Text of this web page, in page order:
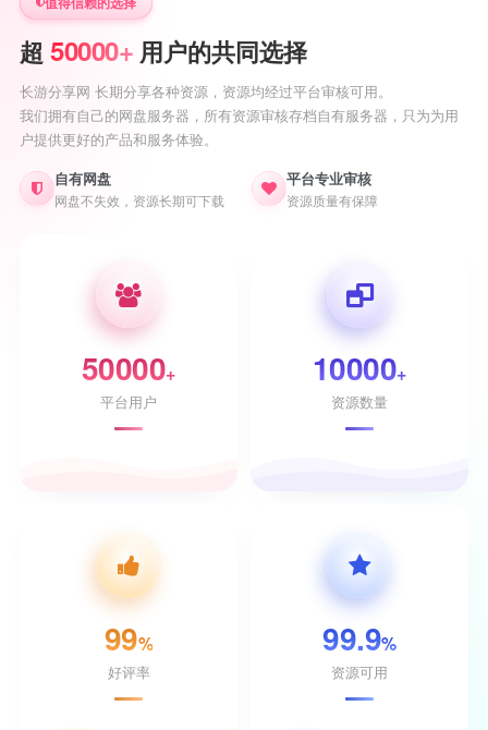
超 50000+ 用户的共同选择
长游分享网 长期分享各种资源，资源均经过平台审核可用。
我们拥有自己的网盘服务器，所有资源审核存档自有服务器，只为为用
户提供更好的产品和服务体验。
自有网盘
网盘不失效，资源长期可下载
平台专业审核
资源质量有保障
50000+
平台用户
10000+
资源数量
99%
好评率
99.9%
资源可用